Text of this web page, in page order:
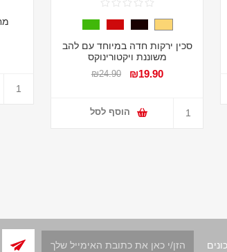
סכין ירקות חדה במיוחד עם להב
משוננת ויקטורינוקס
₪19.90
₪24.90
הוסף לסל